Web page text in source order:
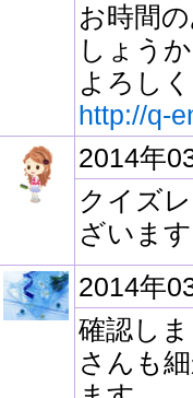
お時間
しょう
よろし
http://q-
2014年
クイズ
ざいま
2014年
確認し
さんも